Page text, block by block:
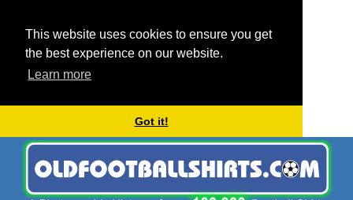
This website uses cookies to ensure you get
the best experience on our website.
Learn more
Got it!